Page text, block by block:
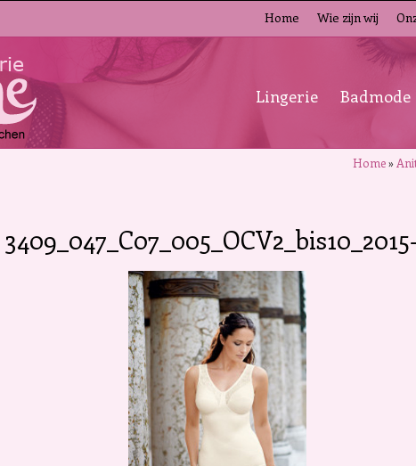
Home Wie zijn wij
Lingerie Badmode
Home»